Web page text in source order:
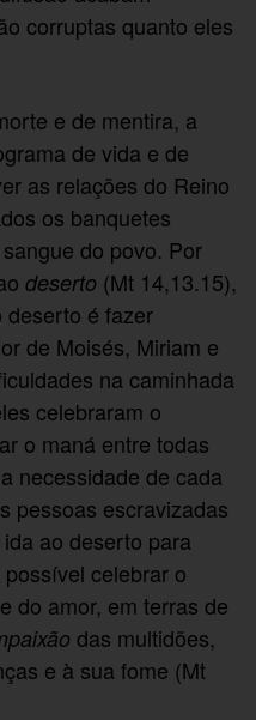
corruptas quanto eles
e de mentira, a
de vida e de
as relações do Reino
os banquetes
do povo. Por
deserto (Mt 14,13.15),
deserto é fazer
de Moisés, Miriam e
na caminhada
celebraram o
o maná entre todas
necessidade de cada
pessoas escravizadas
ao deserto para
celebrar o
do amor, em terras de
das multidões,
e à sua fome (Mt